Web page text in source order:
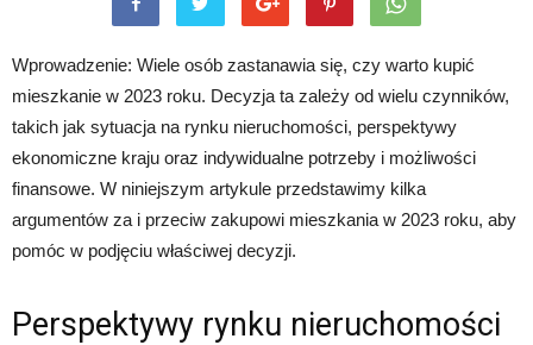
Wprowadzenie: Wiele osób zastanawia się, czy warto kupić
mieszkanie w 2023 roku. Decyzja ta zależy od wielu czynników,
takich jak sytuacja na rynku nieruchomości, perspektywy
ekonomiczne kraju oraz indywidualne potrzeby i możliwości
finansowe. W niniejszym artykule przedstawimy kilka
argumentów za i przeciw zakupowi mieszkania w 2023 roku, aby
pomóc w podjęciu właściwej decyzji.
Perspektywy rynku nieruchomości